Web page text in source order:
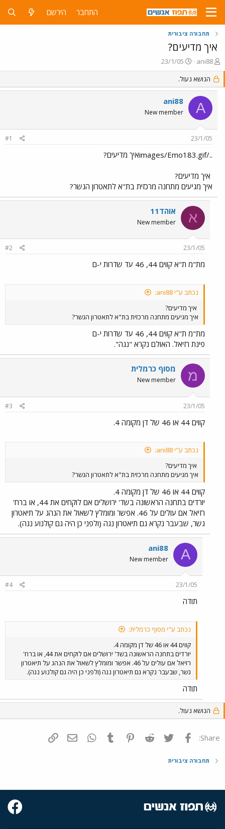
התחבר הירשם
תחבורה ציבורית
איך מדיעים?
פ
ו
ת
ח
נ
ani88
פ
ו
ר
ס
ם
ב
ת
ך
23/1/05
הנושא נעול.
A
ani88
New member
23/1/05
#1
../images/Emo183.gifאיך מדיעים?
איך מדיעים?
איך מגיעים מתחנה מרכזית בת"א לתאטרון הגשר?
א אוהד11
New member
23/1/05
#2
מת"מ ת"א קווים 44, 46 עד שדרות י-ם
נכתב ע"י ani88:
איך מדיעים?
איך מגיעים מתחנה מרכזית בת"א לתאטרון הגשר?
מת"מ ת"א קווים 44, 46 עד שדרות י-ם
פינת רזיאל. האולם נקרא "נגה".
מ מסוף כרמלית
New member
23/1/05
#3
קווים 44 או 46 של דן מקומה 4.
נכתב ע"י ani88:
איך מדיעים?
איך מגיעים מתחנה מרכזית בת"א לתאטרון הגשר?
קווים 44 או 46 של דן מקומה 4.
יורדים בתחנה הראשונה בשד' ירושלים אם לוקחים את 44, או ברח'
רזיאל אם עולים על 46. אפשר ומומלץ לשאול את הנהג על תיאטרון
גשר, שבעבר נקרא גם תיאטרון נגה (ולפני כן היה גם קולנוע נגה).
A
ani88
New member
23/1/05
#4
תודה
נכתב ע"י מסוף כרמלית:
קווים 44 או 46 של דן מקומה 4.
יורדים בתחנה הראשונה בשד' ירושלים אם לוקחים את 44, או ברח'
רזיאל אם עולים על 46. אפשר ומומלץ לשאול את הנהג על תיאטרון
גשר, שבעבר נקרא גם תיאטרון נגה (ולפני כן היה גם קולנוע נגה).
תודה
הנושא נעול.
Share: פייסבוק Twitter
Reddit
Pinterest
Tumblr
WhatsAppדואר אלקטרוני
תחבורה ציבורית